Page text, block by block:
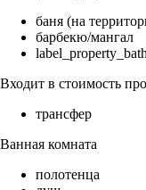
баня (на
барбекю/мангал
Входит в стоимость
трансфер
Ванная комната
полотенца